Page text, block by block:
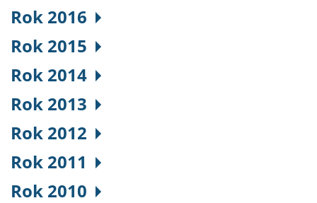
Rok 2016
Rok 2015
Rok 2014
Rok 2013
Rok 2012
Rok 2011
Rok 2010